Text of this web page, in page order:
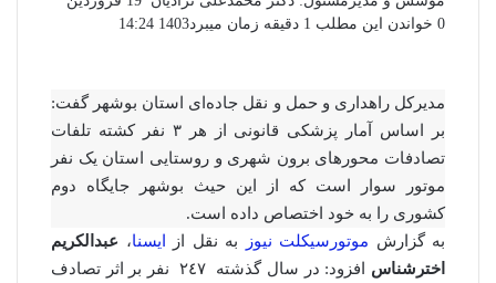
ایمیل
1403 14:24
0 خواندن این مطلب 1 دقیقه زمان میبرد
مدیرکل راهداری و حمل و نقل جاده‌ای استان بوشهر گفت:
بر اساس آمار پزشکی قانونی از هر ٣ نفر کشته تلفات
تصادفات محورهای برون شهری و روستایی استان یک نفر
موتور سوار است که از این حیث بوشهر جایگاه دوم
کشوری را به خود اختصاص داده است.
به گزارش موتورسیکلت نیوز به نقل از ایسنا، عبدالکریم
اخترشناس
افزود: در سال گذشته ٢٤٧ نفر بر اثر تصادف